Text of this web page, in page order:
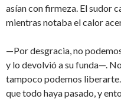
asían con firmeza. El sudor
mientras notaba el calor
—Por desgracia, no
y lo devolvió a su funda—.
tampoco podemos liberarte.
que todo haya pasado, y